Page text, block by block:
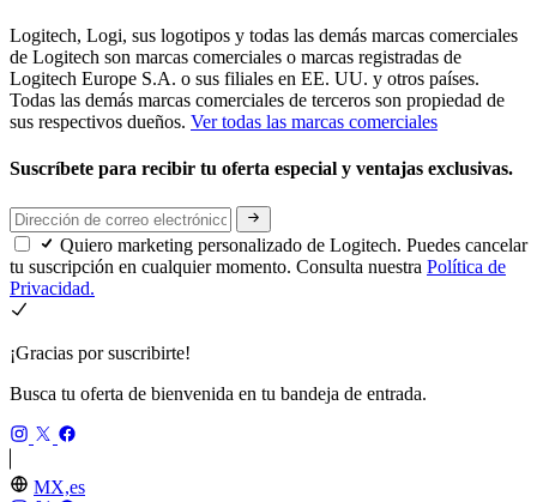
Logitech, Logi, sus logotipos y todas las demás marcas comerciales
de Logitech son marcas comerciales o marcas registradas de
Logitech Europe S.A. o sus filiales en EE. UU. y otros países.
Todas las demás marcas comerciales de terceros son propiedad de
sus respectivos dueños. Ver todas las marcas comerciales
Suscríbete para recibir tu oferta especial y ventajas exclusivas.
Quiero marketing personalizado de Logitech. Puedes cancelar
tu suscripción en cualquier momento. Consulta nuestra Política de
Privacidad.
¡Gracias por suscribirte!
Busca tu oferta de bienvenida en tu bandeja de entrada.
MX,es